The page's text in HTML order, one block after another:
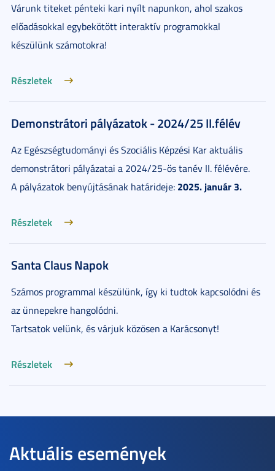
Várunk titeket pénteki kari nyílt napunkon, ahol szakos
előadásokkal egybekötött interaktív programokkal
készülünk számotokra!
Részletek
Demonstrátori pályázatok - 2024/25 II.félév
Az Egészségtudományi és Szociális Képzési Kar aktuális
demonstrátori pályázatai a 2024/25-ös tanév II. félévére.
A pályázatok benyújtásának határideje: 2025. január 3.
Részletek
Santa Claus Napok
Számos programmal készülünk, így ki tudtok kapcsolódni és
az ünnepekre hangolódni.
Tartsatok velünk, és várjuk közösen a Karácsonyt!
Részletek
Aktuális események